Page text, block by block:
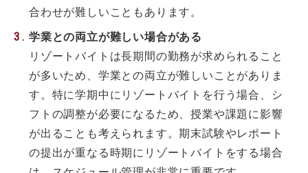
合わせが難しいこともあります。
学業との両立が難しい場合がある
リゾートバイトは長期間の勤務が求められること
が多いため、学業との両立が難しいことがありま
す。特に学期中にリゾートバイトを行う場合、シ
フトの調整が必要になるため、授業や課題に影響
が出ることも考えられます。期末試験やレポート
の提出が重なる時期にリゾートバイトをする場合